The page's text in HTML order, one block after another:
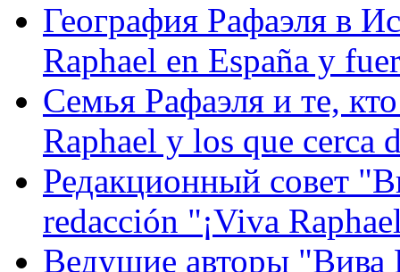
География Рафаэля в
Raphael en España y
Семья Рафаэля и те,
Raphael y los que cerca
Редакционный совет
redacción "¡Viva
Ведущие авторы "Вива